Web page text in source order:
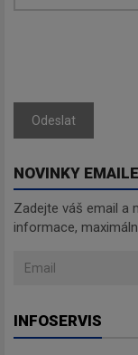
Odeslat
NOVINKY
Zadejte váš email a
informace,
INFOSERVIS